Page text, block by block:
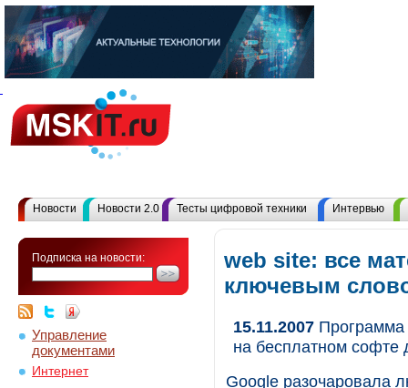
Новости Новости 2.0 Тесты цифровой техники Интервью
Подписка на новости:
Управление
документами
Интернет
web site: все
ключевым
15.11.2007 Программа
на бесплатном софте
Google разочаровала